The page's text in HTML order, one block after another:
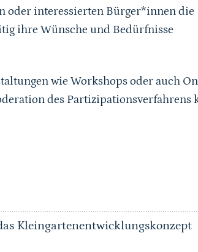
oder interessierten Bürger*innen die
ihre Wünsche und Bedürfnisse
wie Workshops oder auch
des Partizipationsverfahrens
Kleingartenentwicklungskonzept